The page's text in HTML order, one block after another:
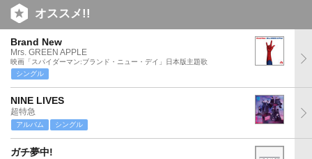
オススメ!!
Brand New
Mrs. GREEN APPLE
映画「スパイダーマン:ブランド・ニュー・デイ」日本版主題歌
シングル
NINE LIVES
超特急
アルバム シングル
ガチ夢中!